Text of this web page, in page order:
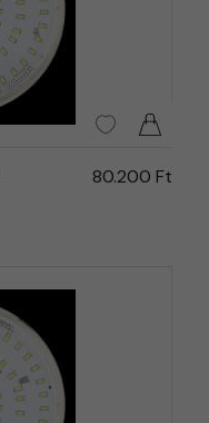
80.200 Ft